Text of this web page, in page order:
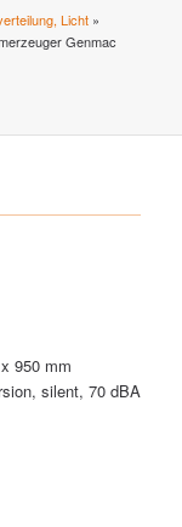
Licht»
Genmac
950 mm
silent, 70 dBA